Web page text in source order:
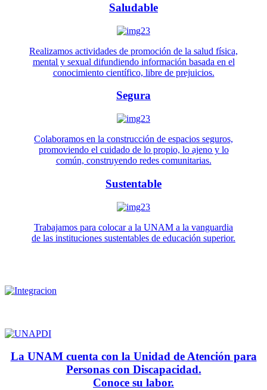
Saludable
Realizamos actividades de promoción de la salud física,
mental y sexual difundiendo información basada en el
conocimiento científico, libre de prejuicios.
Segura
Colaboramos en la construcción de espacios seguros,
promoviendo el cuidado de lo propio, lo ajeno y lo
común, construyendo redes comunitarias.
Sustentable
Trabajamos para colocar a la UNAM a la vanguardia
de las instituciones sustentables de educación superior.
La UNAM cuenta con la Unidad de Atención para
Personas con Discapacidad.
Conoce su labor.